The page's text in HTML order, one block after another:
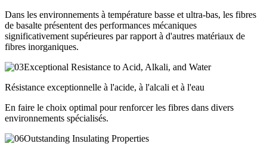
Dans les environnements à température basse et ultra-bas, les fibres
de basalte présentent des performances mécaniques
significativement supérieures par rapport à d'autres matériaux de
fibres inorganiques.
Résistance exceptionnelle à l'acide, à l'alcali et à l'eau
En faire le choix optimal pour renforcer les fibres dans divers
environnements spécialisés.